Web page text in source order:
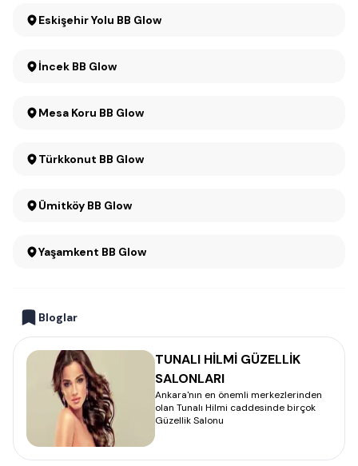
Eskişehir Yolu BB Glow
İncek BB Glow
Mesa Koru BB Glow
Türkkonut BB Glow
Ümitköy BB Glow
Yaşamkent BB Glow
Bloglar
TUNALI HİLMİ GÜZELLİK
SALONLARI
Ankara'nın en önemli merkezlerinden
olan Tunalı Hilmi caddesinde birçok
Güzellik Salonu